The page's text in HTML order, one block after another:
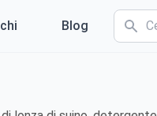
Blog